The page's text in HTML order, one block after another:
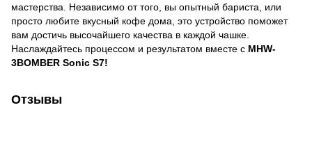
мастерства. Независимо от того, вы опытный бариста, или
просто любите вкусный кофе дома, это устройство поможет
вам достичь высочайшего качества в каждой чашке.
Наслаждайтесь процессом и результатом вместе с MHW-
3BOMBER Sonic S7!
Отзывы